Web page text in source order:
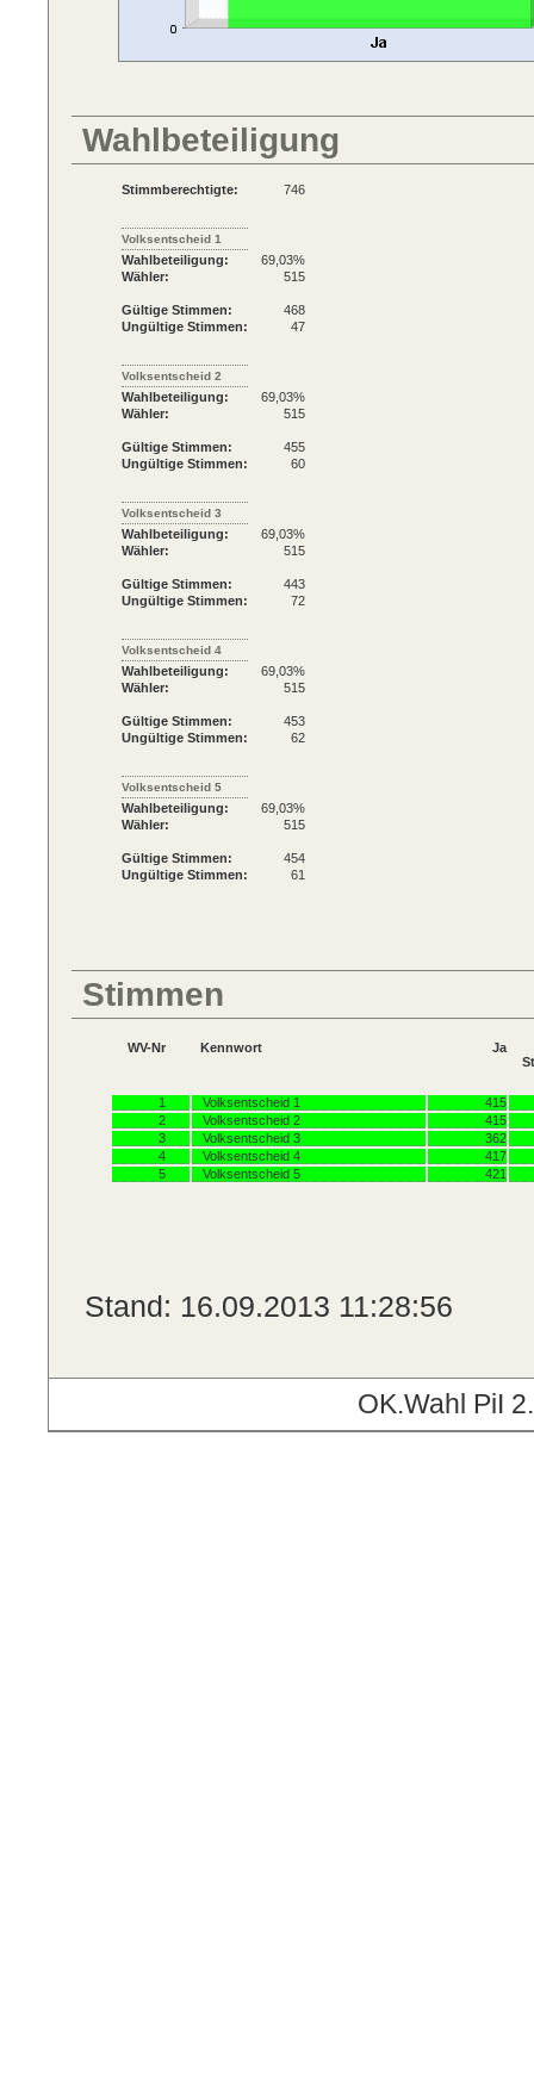
Wahlbeteiligung
Stimmberechtigte: 746
Volksentscheid 1
Wahlbeteiligung:
69,03%
Wähler:
515
Gültige Stimmen:
468
Ungültige Stimmen:
47
Volksentscheid 2
Wahlbeteiligung:
69,03%
Wähler:
515
Gültige Stimmen:
455
Ungültige Stimmen:
60
Volksentscheid 3
Wahlbeteiligung:
69,03%
Wähler:
515
Gültige Stimmen:
443
Ungültige Stimmen:
72
Volksentscheid 4
Wahlbeteiligung:
69,03%
Wähler:
515
Gültige Stimmen:
453
Ungültige Stimmen:
62
Volksentscheid 5
Wahlbeteiligung:
69,03%
Wähler:
515
Gültige Stimmen:
454
Ungültige Stimmen:
61
Stimmen
WV-Nr Kennwort
Ja
1 Volksentscheid 1
415
2
Volksentscheid 2
415
3
Volksentscheid 3
362
4
Volksentscheid 4
417
5
Volksentscheid 5 421
Stand: 16.09.2013 11:28:56
OK.Wahl PiI